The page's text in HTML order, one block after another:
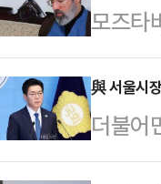
하지
험지
하천에
의 개
위가
'동물
다'…
모즈타
로 전
명을
“적과
다.새
與 서울시
더불어
다. 경